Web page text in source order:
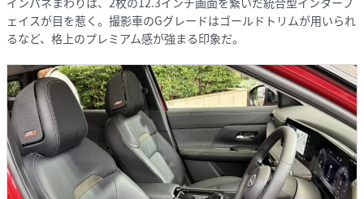
ェイスが目を惹く。撮影車のGグレードはゴールドトリムが用いられ
るなど、格上のプレミアム感が強まる印象だ。